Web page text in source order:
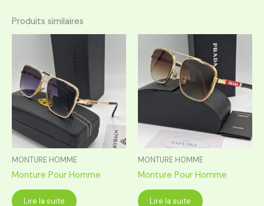
Produits similaires
MONTURE HOMME
Monture Pour Homme
Lire la suite
MONTURE HOMME
Monture Pour Homme
Lire la suite